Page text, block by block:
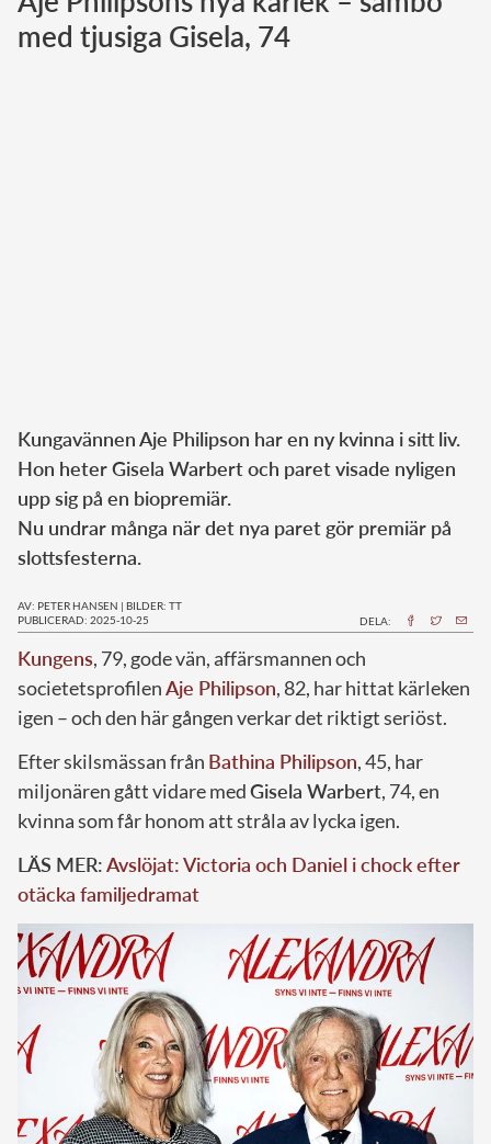
Norska kungahuset
med tjusiga Gisela, 74
Kungavännen Aje Philipson har en ny kvinna i sitt liv.
Hon heter Gisela Warbert och paret visade nyligen
upp sig på en biopremiär.
Nu undrar många när det nya paret gör premiär på
slottsfesterna.
AV: PETER HANSEN | BILDER: TT
PUBLICERAD: 2025-10-25
DELA:
Kungens, 79, gode vän, affärsmannen och
societetsprofilenAje Philipson, 82, har hittat kärleken
igen – och den här gången verkar det riktigt seriöst.
Efter skilsmässan från Bathina Philipson, 45, har
miljonären gått vidare medGisela Warbert, 74, en
kvinna som får honom att stråla av lycka igen.
LÄS MER:Avslöjat: Victoria och Daniel i chock efter
otäcka familjedramat